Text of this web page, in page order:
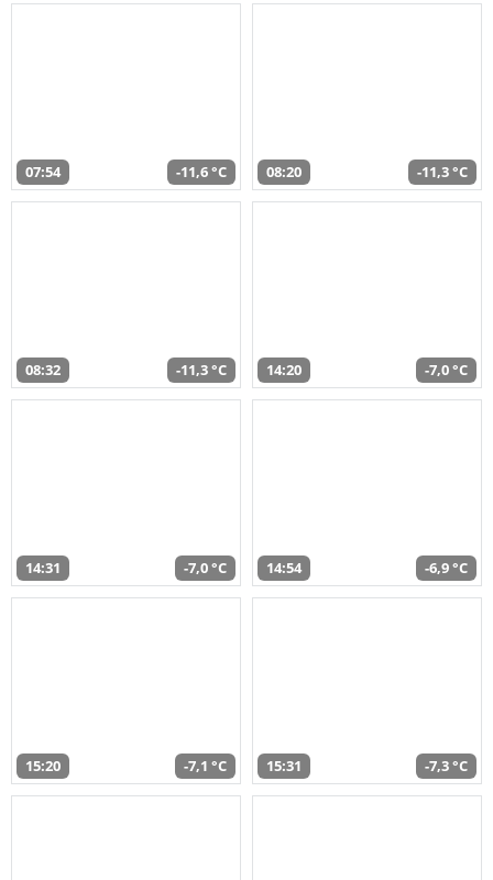
07:54 -11,6 °C 08:20 -11,3 °C
08:32 -11,3 °C 14:20 -7,0 °C
14:31 -7,0 °C 14:54 -6,9 °C
15:20 -7,1 °C 15:31 -7,3 °C